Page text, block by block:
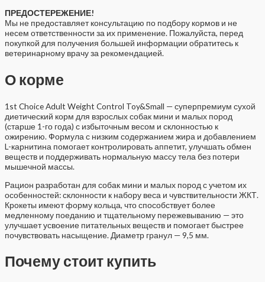
ПРЕДОСТЕРЕЖЕНИЕ!
Мы не предоставляет консультацию по подбору кормов и не
несем ответственности за их применение. Пожалуйста, перед
покупкой для получения большей информации обратитесь к
ветеринарному врачу за рекомендацией.
О корме
1st Choice Adult Weight Control Toy&Small — суперпремиум сухой
диетический корм для взрослых собак мини и малых пород
(старше 1-го года) с избыточным весом и склонностью к
ожирению. Формула с низким содержанием жира и добавлением
L-карнитина помогает контролировать аппетит, улучшать обмен
веществ и поддерживать нормальную массу тела без потери
мышечной массы.
Рацион разработан для собак мини и малых пород с учетом их
особенностей: склонности к набору веса и чувствительности ЖКТ.
Крокеты имеют форму кольца, что способствует более
медленному поеданию и тщательному пережевыванию — это
улучшает усвоение питательных веществ и помогает быстрее
почувствовать насыщение. Диаметр гранул — 9,5 мм.
Почему стоит купить